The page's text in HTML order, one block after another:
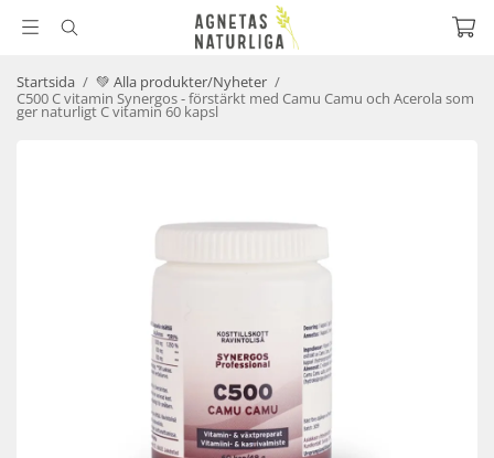
Startsida / 💚 Alla produkter/Nyheter /
C500 C vitamin Synergos - förstärkt med Camu Camu och Acerola som
ger naturligt C vitamin 60 kapsl